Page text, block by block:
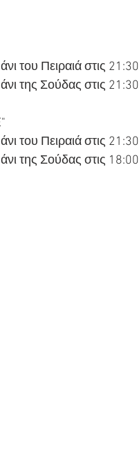
του Πειραιά στις
της Σούδας στις
του Πειραιά στις
της Σούδας στις